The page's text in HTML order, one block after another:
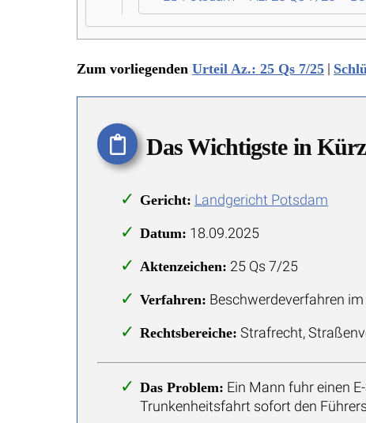
Zum vorliegenden Urteil Az.: 25 Qs 7/25 |
Das Wichtigste in
Gericht: Landgericht Potsdam
Datum: 18.09.2025
Aktenzeichen: 25 Qs 7/25
Verfahren: Beschwerdeverfahren
Rechtsbereiche: Strafrecht,
Das Problem: Ein Mann fuhr einen
Trunkenheitsfahrt sofort den